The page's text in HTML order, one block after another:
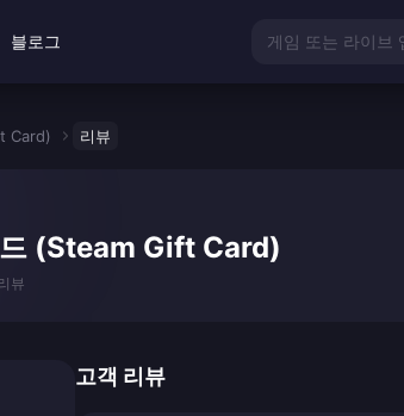
블로그 게임 또는 라이브
Card) 리뷰
(Steam Gift Card)
뷰
고객 리뷰